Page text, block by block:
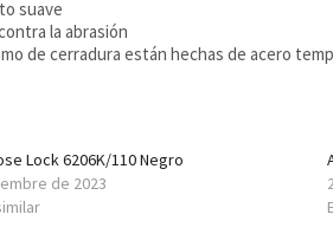
suave
la abrasión
de cerradura están hechas de acero
Lock 6206K/110 Negro
de 2023